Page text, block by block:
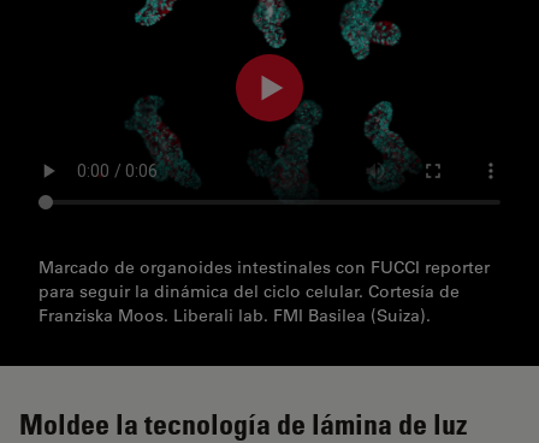
Marcado de organoides intestinales con FUCCI reporter
para seguir la dinámica del ciclo celular. Cortesía de
Franziska Moos. Liberali lab. FMI Basilea (Suiza).
Moldee la tecnología de lámina de luz